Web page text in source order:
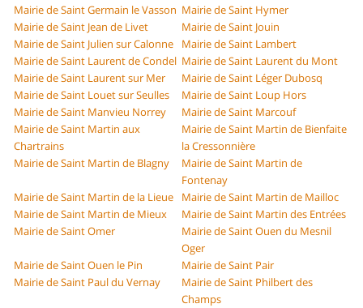
Mairie de Saint Germain le Vasson Mairie de Saint Hymer
Mairie de Saint Jean de Livet
Mairie de Saint Jouin
Mairie de Saint Julien sur Calonne
Mairie de Saint Lambert
Mairie de Saint Laurent de Condel Mairie de Saint Laurent du Mont
Mairie de Saint Laurent sur Mer
Mairie de Saint Léger Dubosq
Mairie de Saint Louet sur Seulles
Mairie de Saint Loup Hors
Mairie de Saint Manvieu Norrey
Mairie de Saint Marcouf
Mairie de Saint Martin aux
Chartrains
Mairie de Saint Martin de Bienfaite
la Cressonnière
Mairie de Saint Martin de Blagny
Mairie de Saint Martin de
Fontenay
Mairie de Saint Martin de la Lieue
Mairie de Saint Martin de Mailloc
Mairie de Saint Martin de Mieux
Mairie de Saint Martin des Entrées
Mairie de Saint Omer
Mairie de Saint Ouen du Mesnil
Oger
Mairie de Saint Ouen le Pin
Mairie de Saint Pair
Mairie de Saint Paul du Vernay
Mairie de Saint Philbert des
Champs